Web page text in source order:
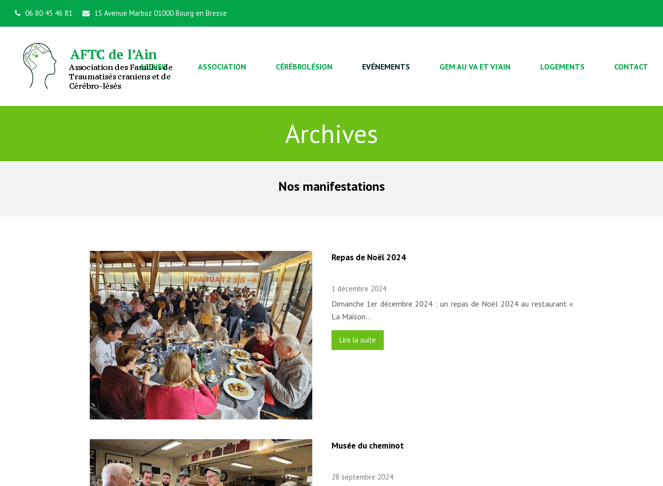
06 80 45 46 81 15 Avenue Marboz 01000 Bourg en Bresse
ACCUEIL ASSOCIATION CÉRÉBROLÉSION EVÉNEMENTS GEM AU VA ET VI’AIN LOGEMENTS CONTACT
Archives
Nos manifestations
Repas de Noël 2024
1 décembre 2024
Dimanche 1er décembre 2024 : un repas de Noël 2024 au restaurant «
La Maison…
Lire la suite
Musée du cheminot
28 septembre 2024